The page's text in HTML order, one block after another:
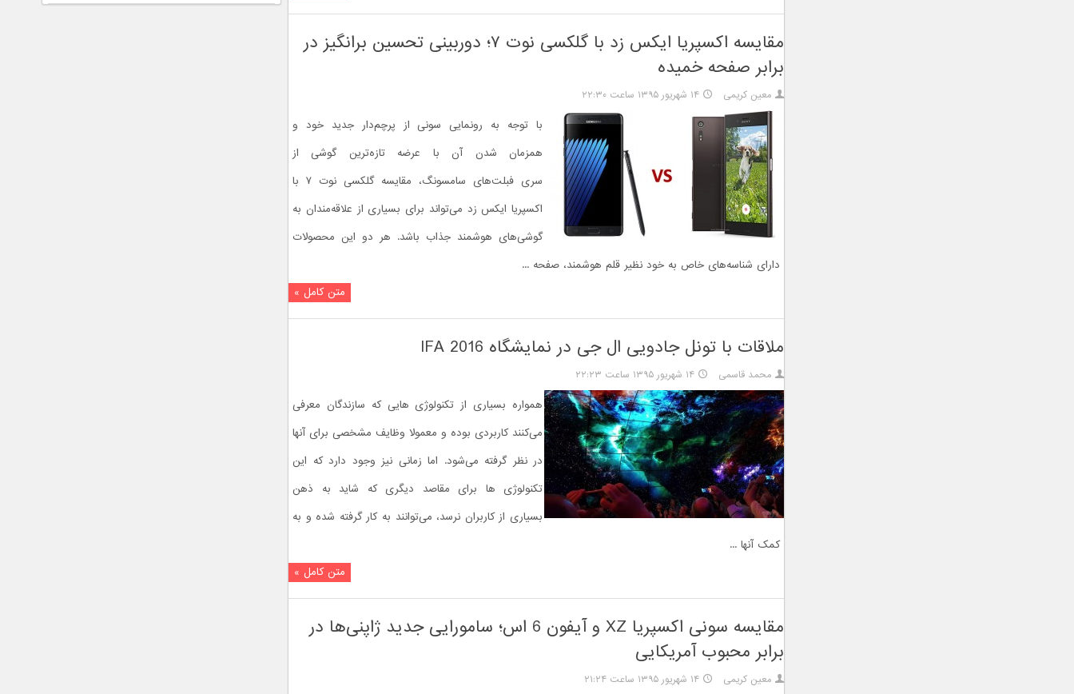
مقایسه اکسپریا ایکس زد با گلکسی نوت ۷؛ دوربینی تحسین برانگیز در
برابر صفحه خمیده
معین کریمی ۱۴ شهریور ۱۳۹۵ ساعت ۲۲:۳۰
با توجه به رونمایی سونی از پرچم‌دار جدید خود و
همزمان شدن آن با عرضه تازه‌ترین گوشی از
سری فبلت‌های سامسونگ، مقایسه گلکسی نوت ۷ با
اکسپریا ایکس زد می‌تواند برای بسیاری از علاقه‌مندان به
گوشی‌های هوشمند جذاب باشد. هر دو این محصولات
دارای شناسه‌های خاص به خود نظیر قلم هوشمند، صفحه ...
متن کامل »
ملاقات با تونل جادویی ال جی در نمایشگاه IFA 2016
محمد قاسمی ۱۴ شهریور ۱۳۹۵ ساعت ۲۲:۲۳
همواره بسیاری از تکنولوژی هایی که سازندگان معرفی
می‌کنند کاربردی بوده و معمولا وظایف مشخصی برای آنها
در نظر گرفته می‌شود. اما زمانی نیز وجود دارد که این
تکنولوژی‌ ها برای مقاصد دیگری که شاید به ذهن
بسیاری از کاربران نرسد، می‌توانند به کار گرفته شده و به
کمک آنها ...
متن کامل »
مقایسه سونی اکسپریا XZ و آیفون 6 اس؛ سامورایی جدید ژاپنی‌ها در
برابر محبوب آمریکایی
معین کریمی ۱۴ شهریور ۱۳۹۵ ساعت ۲۱:۲۴